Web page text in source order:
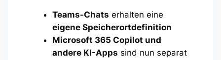
Teams-Chats erhalten eine
eigene Speicherortdefinition
Microsoft 365 Copilot und
andere KI-Apps sind nun separat